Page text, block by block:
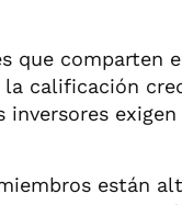
que comparten
la calificación
inversores
están